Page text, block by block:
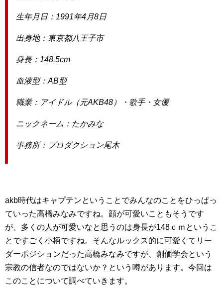
生年月日：1991年4月8日
出身地：東京都八王子市
身長：148.5cm
血液型：AB型
職業：アイドル（元AKB48）・歌手・女優
ニックネーム：たかみな
事務所：プロダクション尾木
akb時代はキャプテンということでみんなのことをひっぱっ
ていった高橋みなみですね。顔が可愛いこともそうです
が、多くの人が可愛いなと思うのは身長が148ｃｍというこ
とですごく小柄ですね。そんなルックス的に可愛くてリー
ダーポジションだった高橋みなみですが、創価学会という
宗教の信者なのではないか？という噂があります。今回は
このことについて調べていきます。